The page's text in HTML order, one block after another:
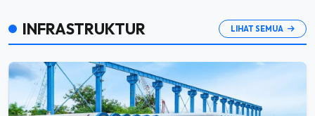
INFRASTRUKTUR LIHAT SEMUA